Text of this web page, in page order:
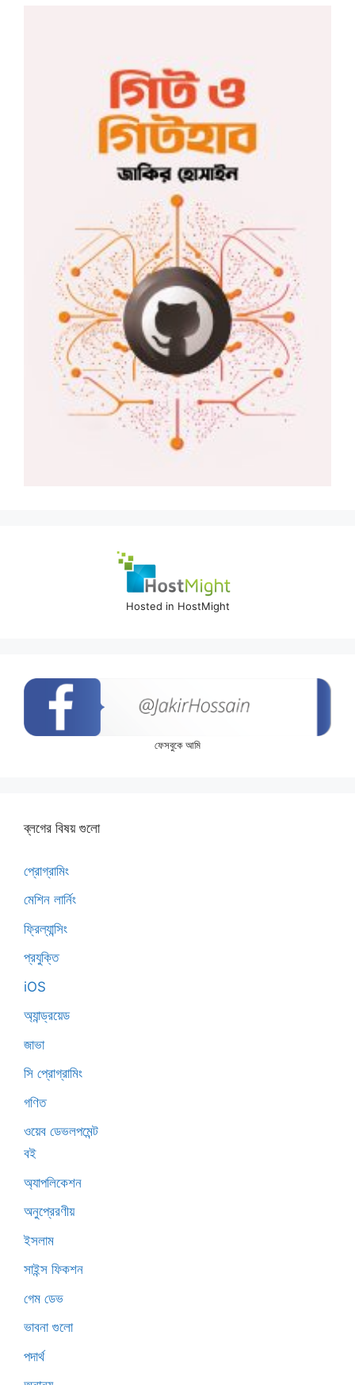
Hosted in HostMight
ফেসবুকে আমি
ব্লগের বিষয় গুলো
প্রোগ্রামিং
মেশিন লার্নিং
ফ্রিল্যান্সিং
প্রযুক্তি
iOS
অ্যান্ড্রয়েড
জাভা
সি প্রোগ্রামিং
গণিত
ওয়েব ডেভলপমেন্ট
বই
অ্যাপলিকেশন
অনুপ্রেরণীয়
ইসলাম
সাইন্স ফিকশন
গেম ডেভ
ভাবনা গুলো
পদার্থ